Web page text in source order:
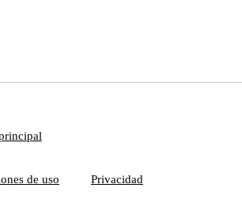
de uso Privacidad